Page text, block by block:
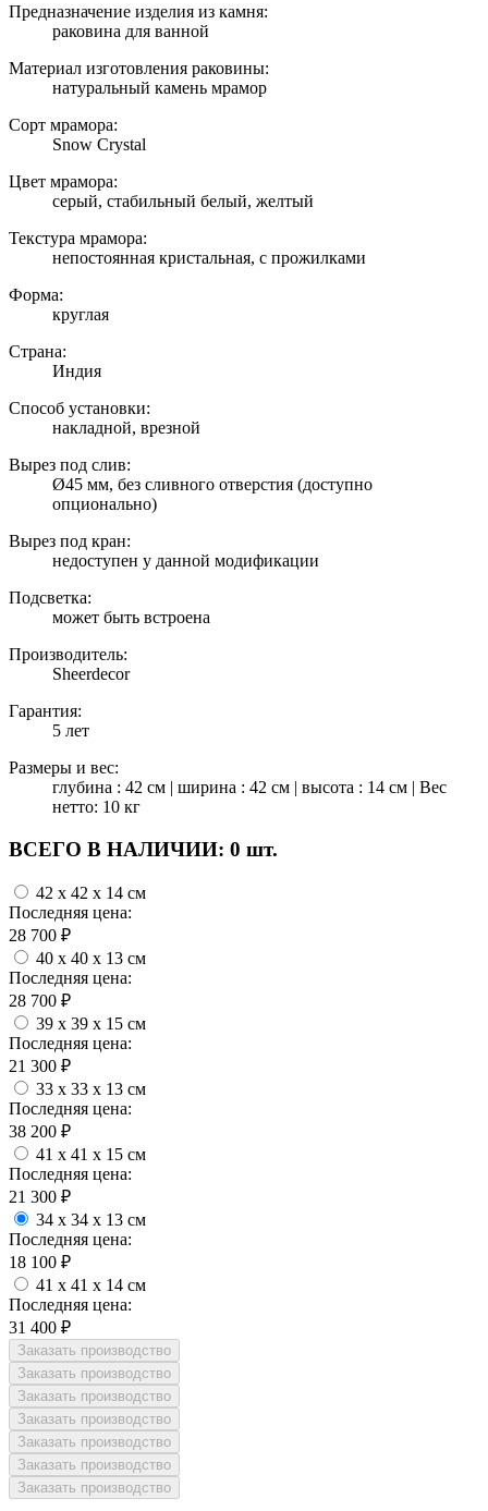
Предназначение изделия из камня:
раковина для ванной
Материал изготовления раковины:
натуральный камень мрамор
Сорт мрамора:
Snow Crystal
Цвет мрамора:
серый, стабильный белый, желтый
Текстура мрамора:
непостоянная кристальная, с прожилками
Форма:
круглая
Страна:
Индия
Способ установки:
накладной, врезной
Вырез под слив:
Ø45 мм, без сливного отверстия (доступно
опционально)
Вырез под кран:
недоступен у данной модификации
Подсветка:
может быть встроена
Производитель:
Sheerdecor
Гарантия:
5 лет
Размеры и вес:
глубина : 42 см | ширина : 42 см | высота : 14 см | Вес
нетто: 10 кг
ВСЕГО В НАЛИЧИИ: 0 шт.
42 x 42 x 14 см
Последняя цена:
28 700 ₽
40 x 40 x 13 см
Последняя цена:
28 700 ₽
39 x 39 x 15 см
Последняя цена:
21 300 ₽
33 x 33 x 13 см
Последняя цена:
38 200 ₽
41 x 41 x 15 см
Последняя цена:
21 300 ₽
34 x 34 x 13 см
Последняя цена:
18 100 ₽
41 x 41 x 14 см
Последняя цена:
31 400 ₽